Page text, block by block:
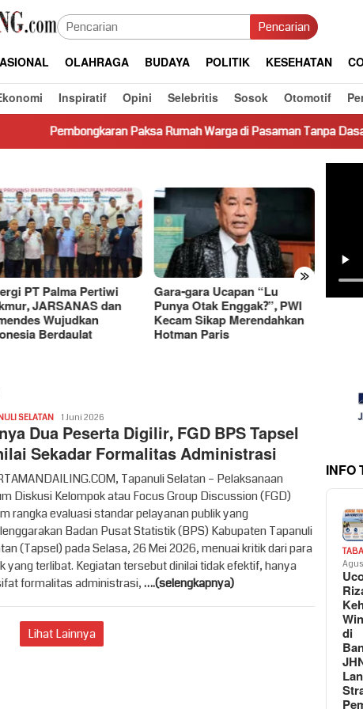
Pencarian
OLAHRAGA BUDAYA POLITIK KESEHATAN
Inspiratif Opini Selebritis Sosok Otomotif
Paksa Rumah Warga di Pasaman Tanpa Dasar Hukum Picu
»
gara Ucapan “Lu
Otak Enggak?”, PWI
Sikap Merendahkan
Paris
Sengketa Utang-Piutang,
Terungkap Jejak Transaksi
Rp11,1 Miliar ke Rekening
Pihak Terkait
SELATANRedaksi
1 Juni 2026
Dua Peserta Digilir, FGD BPS Tapsel
Sekadar Formalitas Administrasi
Tapanuli Selatan – Pelaksanaan
Diskusi Kelompok atau Focus Group Discussion (FGD)
rangka evaluasi standar pelayanan publik yang
Badan Pusat Statistik (BPS) Kabupaten Tapanuli
(Tapsel) pada Selasa, 26 Mei 2026, menuai kritik dari para
yang terlibat. Kegiatan tersebut dinilai tidak efektif, hanya
formalitas administrasi,….(selengkapnya)
Lihat Lainnya
INFO
di